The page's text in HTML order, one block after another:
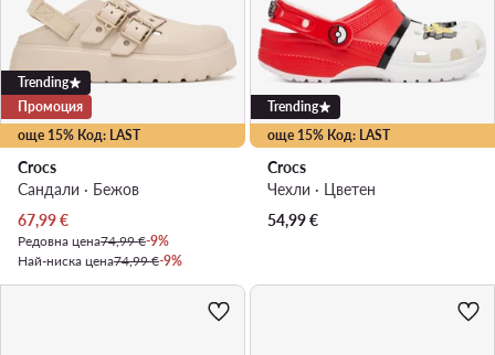
още 15% Код: LAST
Trending
Промоция
Crocs
Сандали · Бежов
Актуална цена
67,99€
Редовна цена74,99 €-9%
Най-ниска цена74,99 €-9%
още 15% Код: LAST
Trending
Crocs
Чехли · Цветен
54,99€